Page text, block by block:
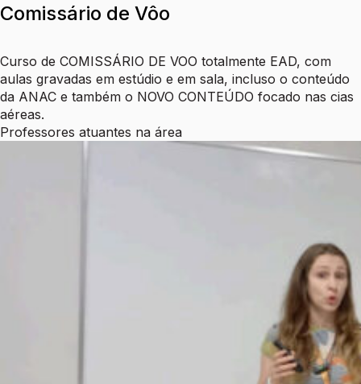
Comissário de Vôo
Curso de COMISSÁRIO DE VOO totalmente EAD, com
aulas gravadas em estúdio e em sala, incluso o conteúdo
da ANAC e também o NOVO CONTEÚDO focado nas cias
aéreas.
Professores atuantes na área